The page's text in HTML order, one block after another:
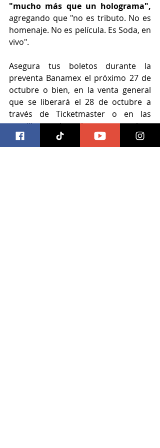
agregando que "no es tributo. No es
homenaje. No es película. Es Soda, en
vivo".
Asegura tus boletos durante la
preventa Banamex el próximo 27 de
octubre o bien, en la venta general
que se liberará el 28 de octubre a
través de Ticketmaster o en las
taquillas de los respectivos
inmuebles.
ocesaocesa jaliscoauditorio telmexsoda stereo